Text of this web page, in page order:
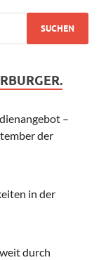
–
der
in der
durch